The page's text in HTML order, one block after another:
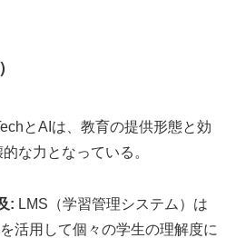
とAIは、教育の提供形態と効
な力となっている。
: LMS（学習管理システム）は
活用して個々の学生の理解度に